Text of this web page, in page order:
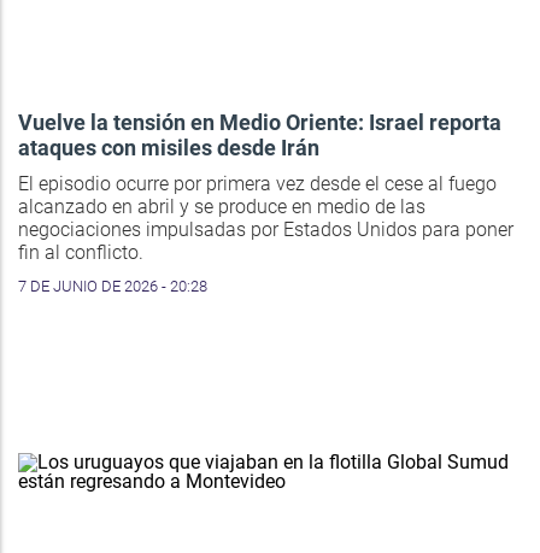
Vuelve la tensión en Medio Oriente: Israel reporta
ataques con misiles desde Irán
El episodio ocurre por primera vez desde el cese al fuego
alcanzado en abril y se produce en medio de las
negociaciones impulsadas por Estados Unidos para poner
fin al conflicto.
7 DE JUNIO DE 2026 - 20:28